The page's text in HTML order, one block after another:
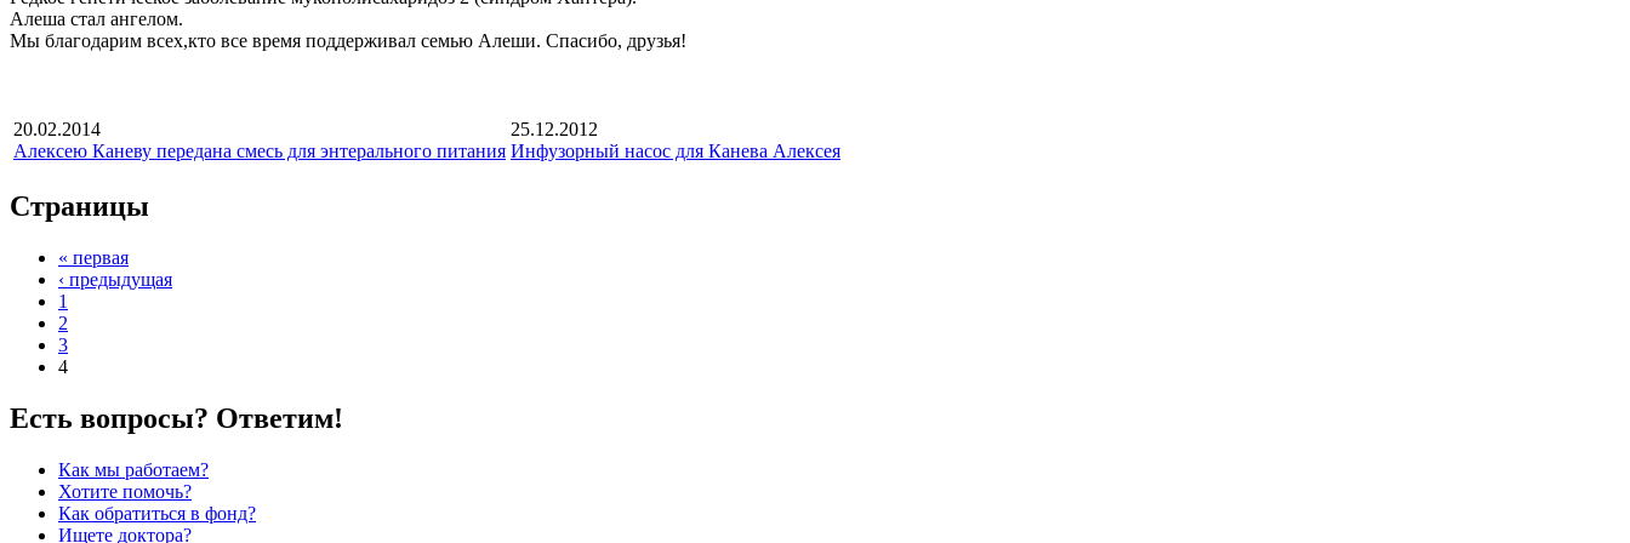
Алеша стал ангелом.
Мы благодарим всех,кто все время поддерживал семью Алеши. Спасибо, друзья!
20.02.2014
Алексею Каневу передана смесь для энтерального питания
25.12.2012
Инфузорный насос для Канева Алексея
Страницы
« первая
‹ предыдущая
1
2
3
4
Есть вопросы? Ответим!
Как мы работаем?
Хотите помочь?
Как обратиться в фонд?
Ищете доктора?